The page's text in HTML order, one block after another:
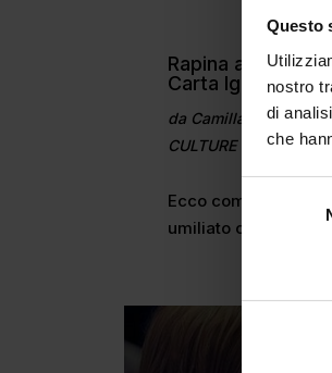
Questo
nostro
di
che
Rapina al
Carta Igienica
da Camilla Marta
CULTURE
Ecco come la rapina
umiliato colpi...